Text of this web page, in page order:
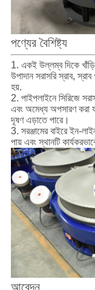
পণ্যের বৈশিষ্ট্য
1. একই উল্লম্ব দিকে
উপাদান সরাসরি স্রাব,
হয়.
2. পাইপলাইনে সিরিজে
এবং অমেধ্য অপসারণ করা
দূষণ এড়াতে পারে।
3. সরঞ্জামের বাইরে ইন-
পায় এবং স্থানটি
আবেদন